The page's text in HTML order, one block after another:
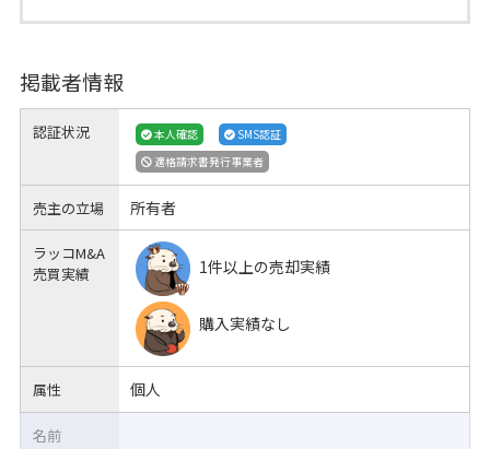
掲載者情報
認証状況 本人確認
SMS認証
適格請求書発行事業者
売主の立場 所有者
ラッコM&A
売買実績
1件以上の売却実績
購入実績なし
属性 個人
名前